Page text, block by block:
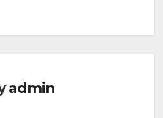
admin